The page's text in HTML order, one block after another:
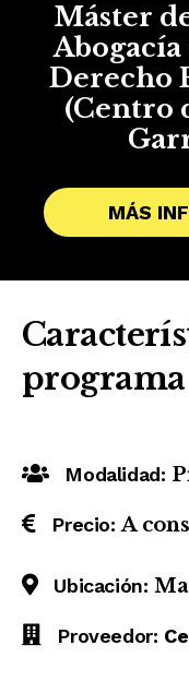
Máster
Abogacía
Derecho
(Centro
MÁS
programa
Modalidad:
Precio:A
Ubicación:
Proveedor: